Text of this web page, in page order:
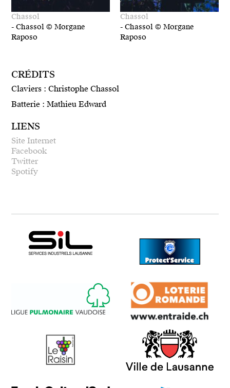
Chassol
-Chassol © Morgane
Raposo
Chassol
- Chassol © Morgane
Raposo
CRÉDITS
Claviers : Christophe Chassol
Batterie : Mathieu Edward
LIENS
Site Internet
Facebook
Twitter
Spotify